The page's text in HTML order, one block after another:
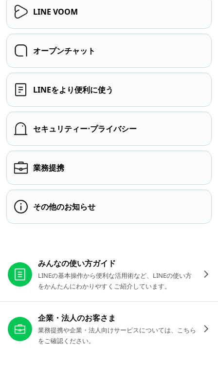
LINE VOOM
オープンチャット
LINEをより便利に使う
セキュリティー⋅プライバシー
業務提携
その他のお知らせ
みんなの使い方ガイド
LINEの基本操作から便利な活用術など、LINEの使い方
をかんたんにわかりやすくご紹介しています。
企業・法人のお客さま
業務提携や企業・法人向けサービスについては、こちら
をご確認ください。